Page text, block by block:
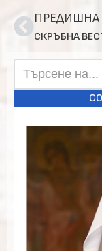
ПРЕДИШНА